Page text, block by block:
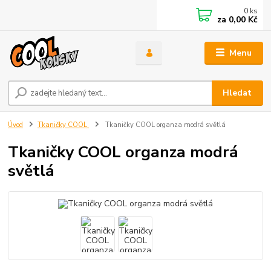
Menu
Hledat
0 ks
za 0,00 Kč
Úvod Tkaničky COOL Tkaničky COOL organza modrá světlá
Tkaničky COOL organza modrá
světlá